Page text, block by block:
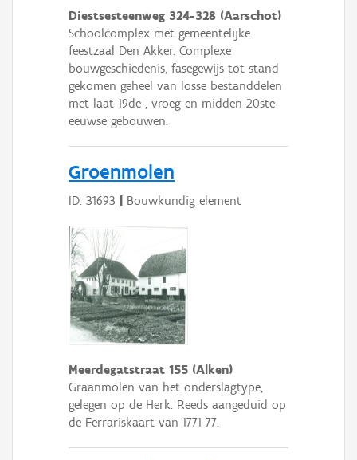
Diestsesteenweg 324-328 (Aarschot)
Schoolcomplex met gemeentelijke
feestzaal Den Akker. Complexe
bouwgeschiedenis, fasegewijs tot stand
gekomen geheel van losse bestanddelen
met laat 19de-, vroeg en midden 20ste-
eeuwse gebouwen.
Groenmolen
ID: 31693 Bouwkundig element
Meerdegatstraat 155 (Alken)
Graanmolen van het onderslagtype,
gelegen op de Herk. Reeds aangeduid op
de Ferrariskaart van 1771-77.